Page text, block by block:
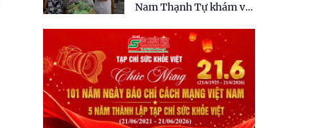
Nam Thạnh Tự khám và
nhân dân